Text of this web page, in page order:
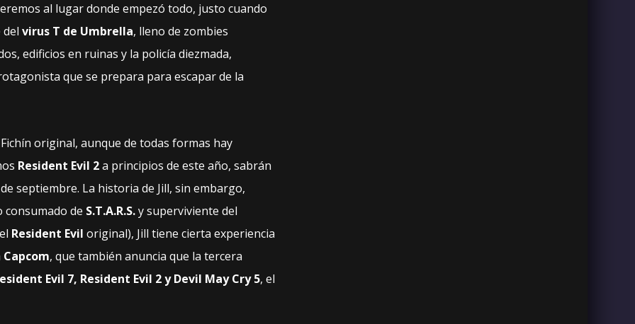
al lugar donde empezó todo, justo cuando
virus T de Umbrella, lleno de zombies
edificios en ruinas y la policía diezmada,
que se prepara para escapar de la
original, aunque de todas formas hay
Resident Evil 2a principios de este año, sabrán
septiembre. La historia de Jill, sin embargo,
consumado de S.T.A.R.S.y superviviente del
Resident Evil original), Jill tiene cierta experiencia
Capcom, que también anuncia que la tercera
Evil 7, Resident Evil 2 y Devil May Cry 5, el